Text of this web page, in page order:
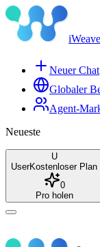
Neuer Chat
Globaler
Agent-
Neueste
U
UserKostenloser Plan
0
Pro holen